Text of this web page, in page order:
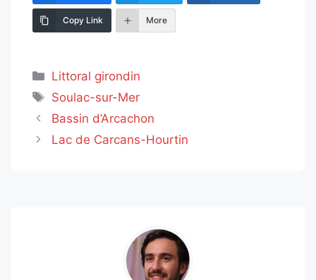
Copy Link More
Catégories
Littoral girondin
Étiquettes
Soulac-sur-Mer
Bassin d’Arcachon
Lac de Carcans-Hourtin